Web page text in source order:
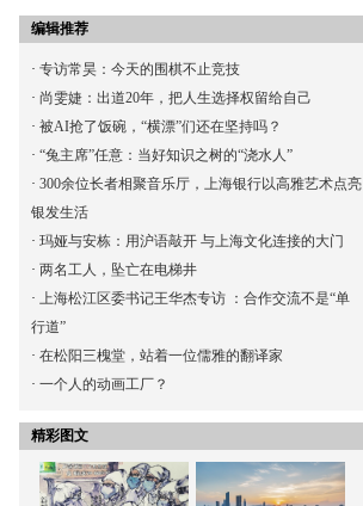
编辑推荐
· 专访常昊：今天的围棋不止竞技
· 尚雯婕：出道20年，把人生选择权留给自己
· 被AI抢了饭碗，“横漂”们还在坚持吗？
· “兔主席”任意：当好知识之树的“浇水人”
· 300余位长者相聚音乐厅，上海银行以高雅艺术点亮
银发生活
· 玛娅与安栋：用沪语敲开 与上海文化连接的大门
· 两名工人，坠亡在电梯井
· 上海松江区委书记王华杰专访 ：合作交流不是“单
行道”
· 在松阳三槐堂，站着一位儒雅的翻译家
· 一个人的动画工厂？
精彩图文